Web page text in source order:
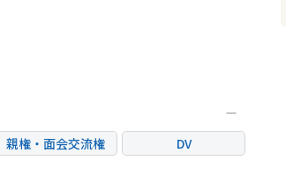
親権・面会交流権
DV